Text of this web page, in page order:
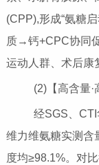
(CPP),形成“氨糖
质→钙+CPC协同
运动人群、术后康
(2)【高含量·高
经SGS、CTI
维力维氨糖实测含
度均≥98.1%。对